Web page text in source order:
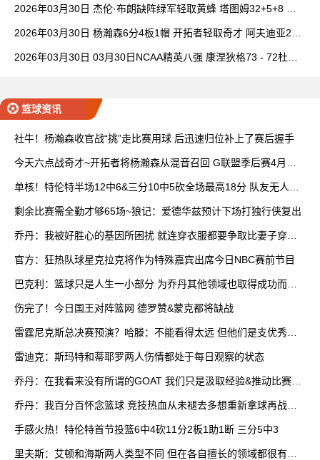
2026年03月30日 杰伦·布朗缺阵绿军轻取黄蜂 塔图姆32+5+8 普
2026年03月30日 杨瀚森6分4板1帽 开拓者轻取奇才 阿夫迪亚20+
2026年03月30日 03月30日NCAA精英八强 康涅狄格73 - 72杜克
篮球资讯
社牛！杨瀚森收官战“挑”走比赛用球 后迅速归位补上了赛后握手
今天六点战奇才~开拓者将杨瀚森从混音召回 G联盟季后赛4月开
单核！特伦特半场12中6&三分10中5砍全场最高18分 队友无人上
剩余比赛需全勤才够65场~狼记：爱德华兹预计下场打独行侠复出
乔丹：我被好胜心的基因所困扰 就连穿衣服都要争取比妻子穿得
官方：狂热队球星克拉克将作为特殊嘉宾出席今日NBC赛前节目
巴克利：篮球只是人生一小部分 为乔丹其他领域也取得成功而自
伤完了！今日国王对阵篮网 德罗赞&蒙克都将缺战
雷霆尼克斯总决赛预演？哈滕：不能看得太远 但他们是支优秀球
雷迪克：斯玛特和蒂耶罗两人伤情都处于每日观察的状态
乔丹：在我看来没有所谓的GOAT 我们只是汲取经验&推动比赛发
乔丹：我百分百怀念篮球 竞技热血从未褪去多想重新拿球再战一
手感火热！特伦特首节投篮6中4砍11分2板1助1断 三分5中3
里夫斯：艾顿和海斯两人类型不同 但在各自擅长的领域都很有效